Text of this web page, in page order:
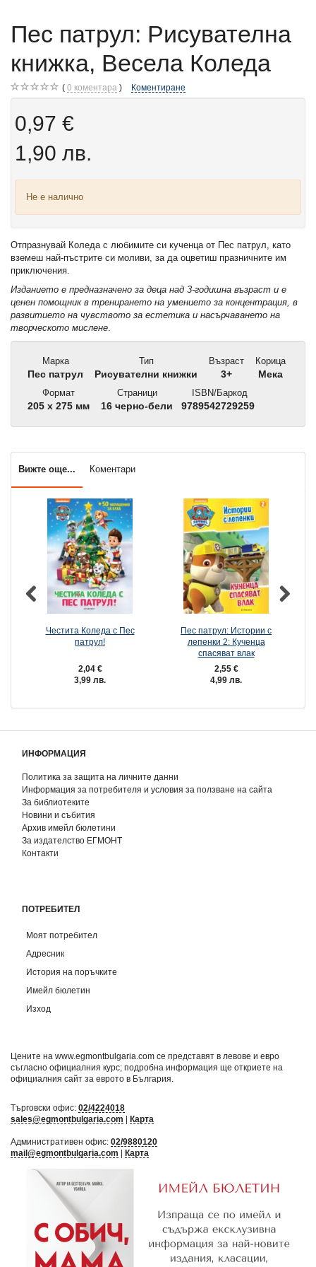
Пес патрул: Рисувателна
книжка, Весела Коледа
0 коментара Коментиране
0,97 €
1,90 лв.
Не е налично
Отпразнувай Коледа с любимите си кученца от Пес патрул, като
вземеш най-пъстрите си моливи, за да оцветиш празничните им
приключения.
Изданието е предназначено за деца над 3-годишна възраст и е
ценен помощник в тренирането на умението за концентрация, в
развитието на чувството за естетика и насърчаването на
творческото мислене.
Марка
Пес патрул
Тип
Рисувателни книжки
Възраст
3+
Корица
Мека
Формат
205 x 275 мм
Страници
16 черно-бели
ISBN/Баркод
9789542729259
Вижте още... Коментари
Честита Коледа с Пес
патрул!
2,04 €
3,99 лв.
Пес патрул: Истории с
лепенки 2: Кученца
спасяват влак
2,55 €
4,99 лв.
ИНФОРМАЦИЯ
Политика за защита на личните данни
Информация за потребителя и условия за ползване на сайта
За библиотеките
Новини и събития
Архив имейл бюлетини
За издателство ЕГМОНТ
Контакти
ПОТРЕБИТЕЛ
Моят потребител
Адресник
История на поръчките
Имейл бюлетин
Изход
Цените на www.egmontbulgaria.com се представят в левове и евро
съгласно официалния курс; подробна информация ще откриете на
официалния сайт за еврото в България
Търговски офис: 02/4224018
sales@egmontbulgaria.com
Карта
Административен офис: 02/9880120
mail@egmontbulgaria.com
Карта